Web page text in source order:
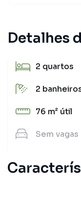
Detalhes
2 quartos
2
76 m² útil
Sem vagas